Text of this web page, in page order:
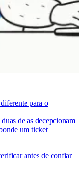
para o
delas decepcionam
um ticket
antes de confiar